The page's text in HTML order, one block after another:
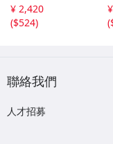
床DX 3T 24V 4
M51 MK997198
¥ 2,420
($524)
(
聯絡我們
人才招募